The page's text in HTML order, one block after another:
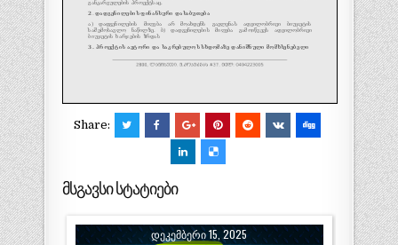
Share:
მსგავსი სტატიები
ᲓᲔᲙᲔᲛᲑᲔᲠᲘ 15, 2025